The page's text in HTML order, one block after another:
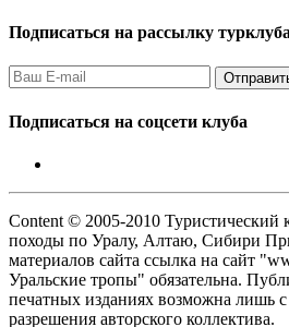
Подписаться на рассылку турклуба
Подписаться на соцсети клуба
Content © 2005-2010 Туристический
походы по Уралу, Алтаю, Сибири
материалов сайта ссылка на сайт
Уральские тропы" обязательна.
печатных изданиях возможна лишь
разрешения авторского коллектива.